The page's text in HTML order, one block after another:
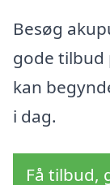
Besøg
gode tilbud
kan
i dag.
Få tilbud,